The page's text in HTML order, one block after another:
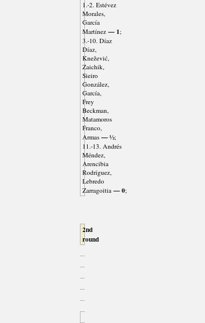
1.-2. Estévez
Morales,
García
Martínez — 1;
3.-10. Díaz
Díaz,
Knežević,
Zaichik,
Sieiro
González,
García,
Frey
Beckman,
Matamoros
Franco,
Armas — ½;
11.-13. Andrés
Méndez,
Arencibia
Rodríguez,
Lebredo
Zarragoitia — 0;
2nd
round